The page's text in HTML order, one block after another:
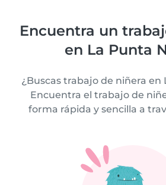
Encuentra un
en La Punta
¿Buscas trabajo de niñera en
Encuentra el trabajo de
forma rápida y sencilla a